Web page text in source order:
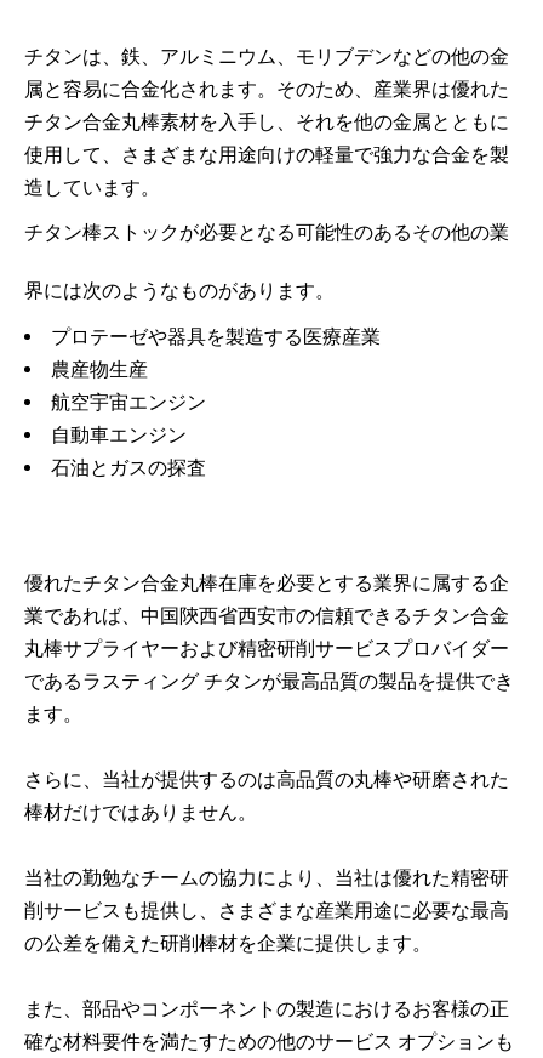
チタンは、鉄、アルミニウム、モリブデンなどの他の金
属と容易に合金化されます。そのため、産業界は優れた
チタン合金丸棒素材を入手し、それを他の金属とともに
使用して、さまざまな用途向けの軽量で強力な合金を製
造しています。
チタン棒ストックが必要となる可能性のあるその他の業
界には次のようなものがあります。
プロテーゼや器具を製造する医療産業
農産物生産
航空宇宙エンジン
自動車エンジン
石油とガスの探査
優れたチタン合金丸棒在庫を必要とする業界に属する企
業であれば、中国陝西省西安市の信頼できるチタン合金
丸棒サプライヤーおよび精密研削サービスプロバイダー
であるラスティング チタンが最高品質の製品を提供でき
ます。
さらに、当社が提供するのは高品質の丸棒や研磨された
棒材だけではありません。
当社の勤勉なチームの協力により、当社は優れた精密研
削サービスも提供し、さまざまな産業用途に必要な最高
の公差を備えた研削棒材を企業に提供します。
また、部品やコンポーネントの製造におけるお客様の正
確な材料要件を満たすための他のサービス オプションも